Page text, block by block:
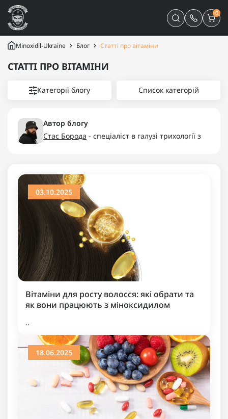
0
Minoxidil-Ukraine Блог Статті про вітаміни
СТАТТІ ПРО ВІТАМІНИ
Категорії блогу Список категорій
Автор блогу
Стас Борода - спеціаліст в галузі трихології з
03.10.2025
Вітаміни для росту волосся: які обрати та
як вони працюють з міноксидилом
..
18.06.2025